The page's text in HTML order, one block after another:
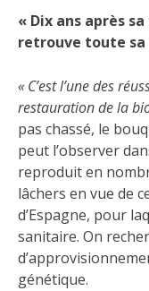
« Dix ans après
retrouve toute sa
« C’est l’une des
restauration de la
pas chassé, le
peut l’observer
reproduit en
lâchers en vue de
d’Espagne, pour
sanitaire. On
génétique.